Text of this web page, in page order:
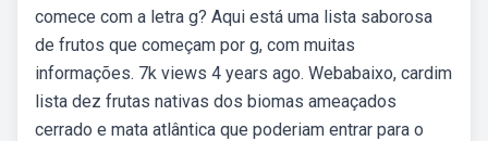
comece com a letra g? Aqui está uma lista saborosa
de frutos que começam por g, com muitas
informações. 7k views 4 years ago. Webabaixo, cardim
lista dez frutas nativas dos biomas ameaçados
cerrado e mata atlântica que poderiam entrar para o